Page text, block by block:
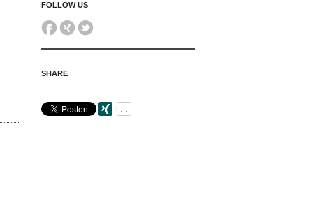
FOLLOW US
SHARE